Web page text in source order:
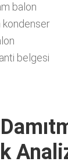
balon
kondenser
belgesi